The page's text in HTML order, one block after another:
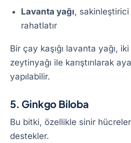
Lavanta yağı,
rahatlatır
Bir çay kaşığı lavanta yağı, iki
zeytinyağı ile karıştırılarak
yapılabilir.
5. Ginkgo Biloba
Bu bitki, özellikle sinir
destekler.